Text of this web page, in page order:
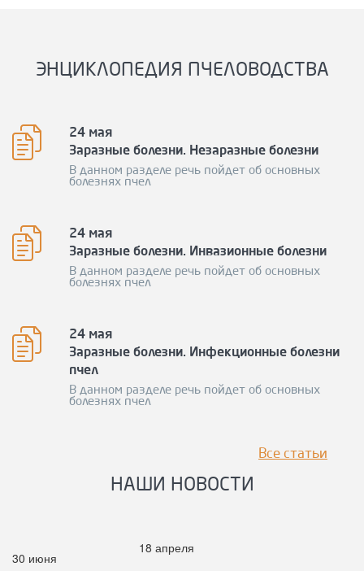
ЭНЦИКЛОПЕДИЯ ПЧЕЛОВОДСТВА
24 мая
Заразные болезни. Незаразные болезни
В данном разделе речь пойдет об основных
болезнях пчел
24 мая
Заразные болезни. Инвазионные болезни
В данном разделе речь пойдет об основных
болезнях пчел
24 мая
Заразные болезни. Инфекционные болезни
пчел
В данном разделе речь пойдет об основных
болезнях пчел
Все статьи
НАШИ НОВОСТИ
30 июня
18 апреля